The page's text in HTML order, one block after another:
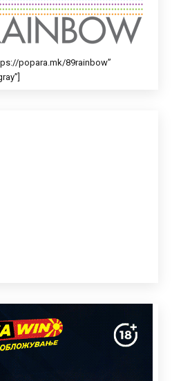
popara.mk/89rainbow”